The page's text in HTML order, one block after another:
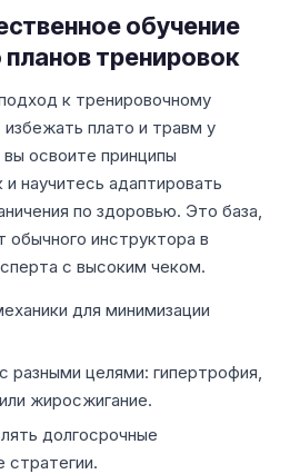
обучение
тренировок
к тренировочному
плато и травм у
освоите принципы
и научитесь адаптировать
по здоровью. Это база,
инструктора в
с высоким чеком.
для минимизации
разными целями: гипертрофия,
жиросжигание.
долгосрочные
стратегии.